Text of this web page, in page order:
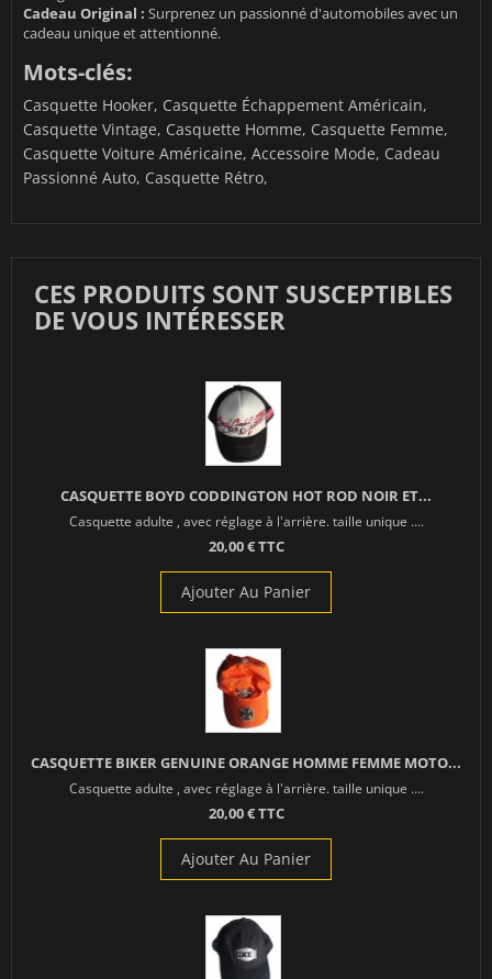
Cadeau Original : Surprenez un passionné d'automobiles avec un
cadeau unique et attentionné.
Mots-clés:
Casquette Hooker, Casquette Échappement Américain,
Casquette Vintage, Casquette Homme, Casquette Femme,
Casquette Voiture Américaine, Accessoire Mode, Cadeau
Passionné Auto, Casquette Rétro,
CES PRODUITS SONT SUSCEPTIBLES
DE VOUS INTÉRESSER
CASQUETTE BOYD CODDINGTON HOT ROD NOIR ET...
Casquette adulte , avec réglage à l'arrière. taille unique ....
20,00 € TTC
Ajouter Au Panier
CASQUETTE BIKER GENUINE ORANGE HOMME FEMME MOTO...
Casquette adulte , avec réglage à l'arrière. taille unique ....
20,00 € TTC
Ajouter Au Panier